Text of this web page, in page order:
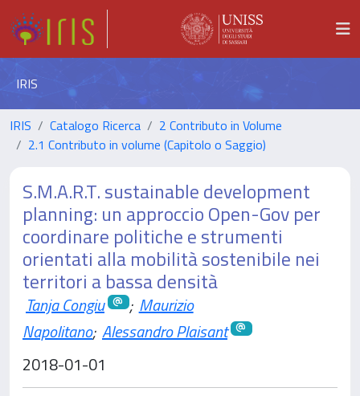
IRIS
IRIS Catalogo Ricerca
2 Contributo in Volume
2.1 Contributo in volume (Capitolo o Saggio)
S.M.A.R.T. sustainable development
planning: un approccio Open-Gov per
coordinare politiche e strumenti
orientati alla mobilità sostenibile nei
territori a bassa densità
Tanja Congiu ; Maurizio
Napolitano; Alessandro Plaisant
2018-01-01